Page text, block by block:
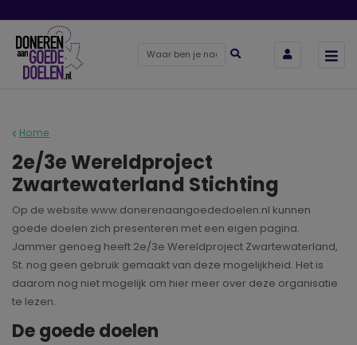
Home
2e/3e Wereldproject
Zwartewaterland Stichting
Op de website www.donerenaangoededoelen.nl kunnen
goede doelen zich presenteren met een eigen pagina.
Jammer genoeg heeft 2e/3e Wereldproject Zwartewaterland,
St. nog geen gebruik gemaakt van deze mogelijkheid. Het is
daarom nog niet mogelijk om hier meer over deze organisatie
te lezen.
De goede doelen